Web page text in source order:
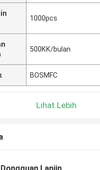
1000pcs
500KK/bulan
BOSMFC
Lihat Lebih